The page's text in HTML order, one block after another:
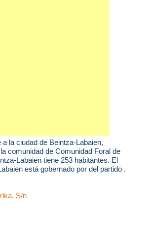
a la ciudad de Beintza-Labaien,
comunidad de Comunidad Foral de
Labaien tiene 253 habitantes. El
está gobernado por del partido .
S/n